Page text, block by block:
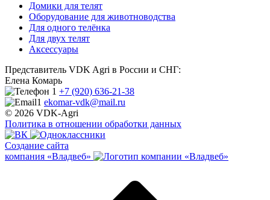
Домики для телят
Оборудование для животноводства
Для одного телёнка
Для двух телят
Аксессуары
Представитель VDK Agri в России и СНГ:
Елена Комарь
+7 (920) 636-21-38
ekomar-vdk@mail.ru
© 2026 VDK-Agri
Политика в отношении обработки данных
Создание сайта
компания «Владвеб»